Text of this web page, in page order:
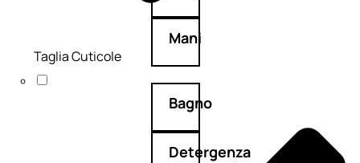
Mani
Bagno
Detergenza
Taglia Cuticole